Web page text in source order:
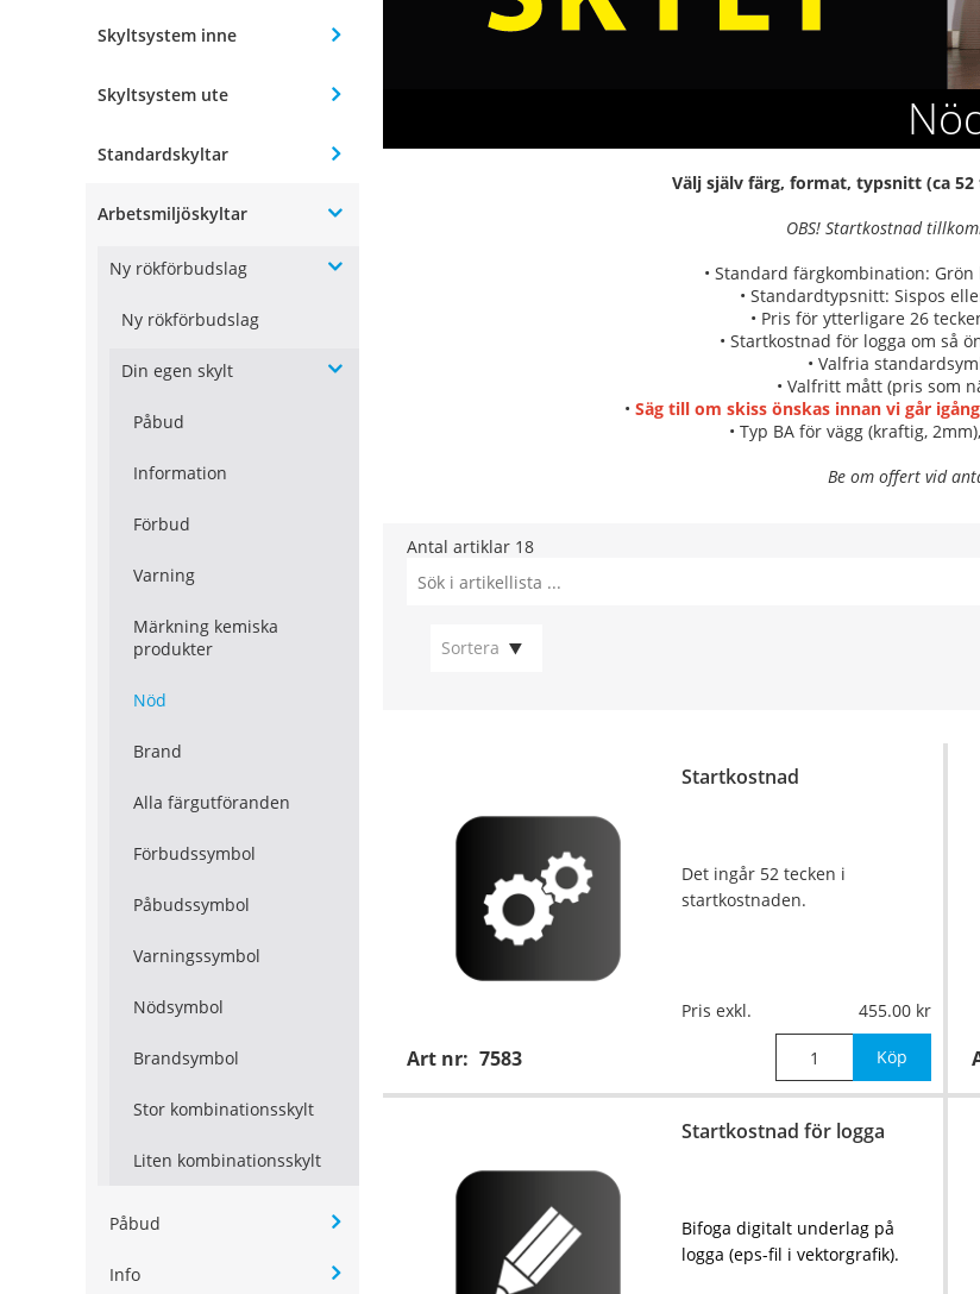
Skyltsystem inne
Skyltsystem ute
Standardskyltar
Arbetsmiljöskyltar
Ny rökförbudslag
Ny rökförbudslag
Din egen skylt
Påbud
Information
Förbud
Varning
Märkning kemiska
produkter
Nöd
Brand
Alla färgutföranden
Förbudssymbol
Påbudssymbol
Varningssymbol
Nödsymbol
Brandsymbol
Stor kombinationsskylt
Liten kombinationsskylt
Påbud
Info
Välj själv färg, format, typsnitt (ca
OBS! Startkostnad
• Standard färgkombination:
• Standardtypsnitt: Sispos
• Pris för ytterligare 26
• Startkostnad för logga om så
• Valfria
• Valfritt mått (pris som
• Säg till om skiss önskas innan vi går
• Typ BA för vägg (kraftig,
Be om offert vid
Antal artiklar 18
Sortera
Startkostnad
Art nr: 7583
Det ingår 52 tecken i
startkostnaden.
Pris exkl. 455.00
Köp
Startkostnad för logga
Bifoga digitalt underlag på
logga (eps-fil i vektorgrafik).